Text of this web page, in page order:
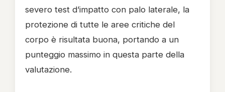
severo test d’impatto con palo laterale, la
protezione di tutte le aree critiche del
corpo è risultata buona, portando a un
punteggio massimo in questa parte della
valutazione.